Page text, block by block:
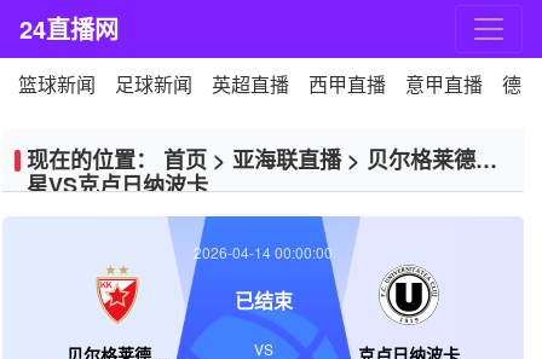
24直播网
篮球新闻 足球新闻 英超直播 西甲直播 意甲直播 德
现在的位置： 首页 > 亚海联直播> 贝尔格莱德红
星VS克卢日纳波卡
贝尔格莱德红星 克卢日纳波卡
2026-04-14 00:00:00
已结束
VS